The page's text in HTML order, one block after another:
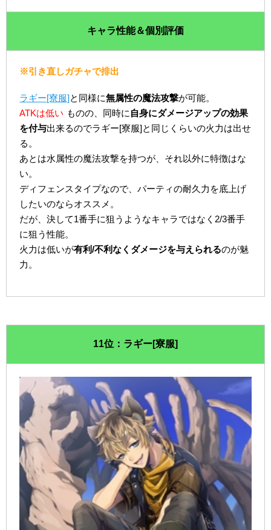
キャラ性能＆個別評価
※引き直しガチャで排出
ラギー[寮服]と同様に無属性の魔法攻撃が可能。
ATKは低い ものの、同時に 自身にダメージアップの効果
を付与出来るのでラギー[寮服]と同じくらいの火力は出せ
る。
あとは水属性の魔法攻撃を持つが、それ以外に特徴はな
い。
ディフェンスタイプなので、パーティの耐久力を底上げ
したいのならオススメ。
だが、決して1番手に狙うようなキャラではなく2/3番手
に狙う性能。
火力は低いが有利/不利なくダメージを与えられるのが魅
力。
11位：ラギー[寮服]